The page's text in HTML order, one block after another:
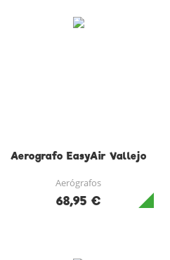
Aerografo EasyAir Vallejo
Aerógrafos
68,95 €